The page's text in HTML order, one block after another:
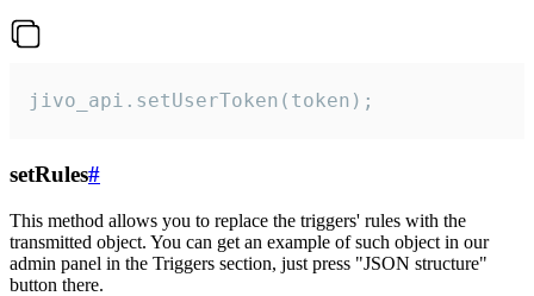
jivo_api.setUserToken(token);
setRules#
This method allows you to replace the triggers' rules with the
transmitted object. You can get an example of such object in our
admin panel in the Triggers section, just press "JSON structure"
button there.